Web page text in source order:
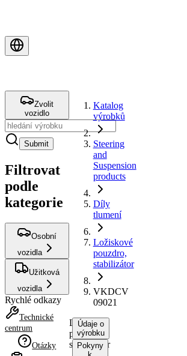
Zvolit
vozidlo
Submit
Filtrovat
podle
kategorie
Osobní
vozidla
Užitková
vozidla
Rychlé odkazy
Technické
centrum
Otázky
Katalog
výrobků
Steering
and
Suspension
products
Díly
tlumení
Ložiskové
pouzdro,
stabilizátor
VKDCV
09021
Ložiskové
pouzdro,
stabilizátor
Údaje o
výrobku
Pokyny